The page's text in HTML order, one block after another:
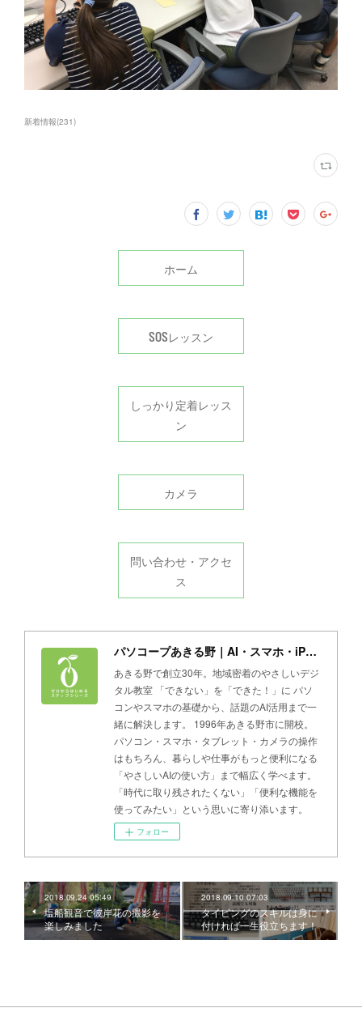
新着情報(231)
ホーム
SOSレッスン
しっかり定着レッス
ン
カメラ
問い合わせ・アクセ
ス
パソコープあきる野｜AI・スマホ・iPad・パソコン教室
あきる野で創立30年。地域密着のやさしいデジ
タル教室 「できない」を「できた！」に パソ
コンやスマホの基礎から、話題のAI活用まで一
緒に解決します。 1996年あきる野市に開校。
パソコン・スマホ・タブレット・カメラの操作
はもちろん、暮らしや仕事がもっと便利になる
「やさしいAIの使い方」まで幅広く学べます。
「時代に取り残されたくない」「便利な機能を
使ってみたい」という思いに寄り添います。
フォロー
2018.09.24 05:49
塩船観音で彼岸花の撮影を
楽しみました
2018.09.10 07:03
タイピングのスキルは身に
付ければ一生役立ちます！